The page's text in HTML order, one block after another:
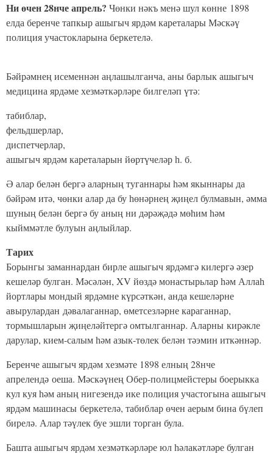
Ни өчен 28нче апрель? Чөнки нәкъ менә шул көнне 1898
елда беренче тапкыр ашыгыч ярдәм кареталары Мәскәү
полиция участокларына беркетелә.
Бәйрәмнең исеменнән аңлашылганча, аны барлык ашыгыч
медицина ярдәме хезмәткәрләре билгеләп үтә:
табиблар,
фельдшерлар,
диспетчерлар,
ашыгыч ярдәм кареталарын йөртүчеләр һ. б.
Ә алар белән бергә аларның туганнары һәм якыннары да
бәйрәм итә, чөнки алар да бу һөнәрнең җиңел булмавын, әмма
шуның белән бергә бу аның ни дәрәҗәдә мөһим һәм
кыйммәтле булуын аңлыйлар.
Тарих
Борынгы заманнардан бирле ашыгыч ярдәмгә килергә әзер
кешеләр булган. Мәсәлән, XV йөздә монастырьлар һәм Аллаһ
йортлары мондый ярдәмне күрсәткән, анда кешеләрне
авырулардан дәвалаганнар, өметсезләрне караганнар,
тормышларын җиңеләйтергә омтылганнар. Аларны кирәкле
дарулар, кием-салым һәм азык-төлек белән тәэмин иткәннәр.
Беренче ашыгыч ярдәм хезмәте 1898 елның 28нче
апрелендә оеша. Мәскәүнең Обер-полицмейстеры боерыкка
кул куя һәм аның нигезендә ике полиция участогына ашыгыч
ярдәм машинасы беркетелә, табиблар өчен аерым бина бүлеп
бирелә. Алар тәүлек буе эшли торган була.
Башта ашыгыч ярдәм хезмәткәрләре юл һәлакәтләре булган